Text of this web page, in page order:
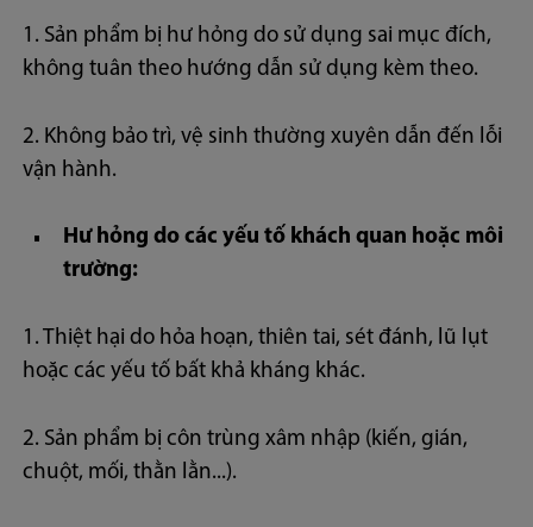
1. Sản phẩm bị hư hỏng do sử dụng sai mục đích,
không tuân theo hướng dẫn sử dụng kèm theo.
2. Không bảo trì, vệ sinh thường xuyên dẫn đến lỗi
vận hành.
Hư hỏng do các yếu tố khách quan hoặc môi
trường:
1. Thiệt hại do hỏa hoạn, thiên tai, sét đánh, lũ lụt
hoặc các yếu tố bất khả kháng khác.
2. Sản phẩm bị côn trùng xâm nhập (kiến, gián,
chuột, mối, thằn lằn...).